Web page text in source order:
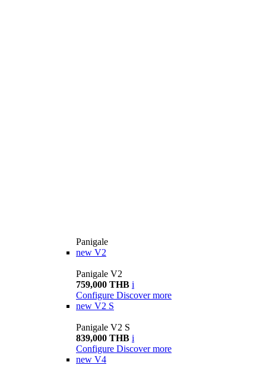
Panigale
new V2
Panigale V2
759,000 THB i
Configure Discover more
new V2 S
Panigale V2 S
839,000 THB i
Configure Discover more
new V4